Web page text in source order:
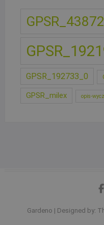
GPSR_192733_0
GPSR_milex opis-
Gardeno | Designed by: